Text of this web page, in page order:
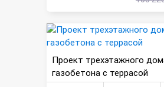
Проект трехэтажного
газобетона с террасой